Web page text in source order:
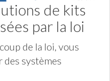
de kits
par la loi
de la loi, vous
des systèmes